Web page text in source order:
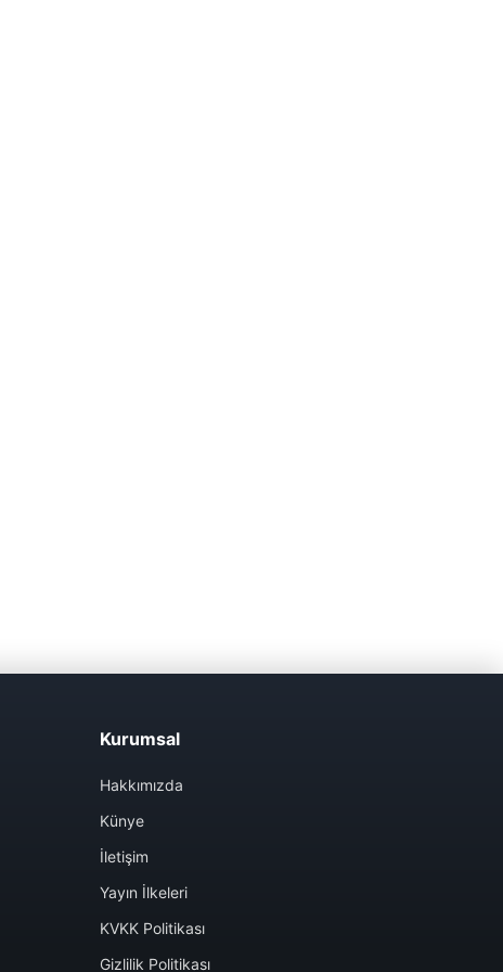
Kurumsal
Hakkımızda
Künye
İletişim
Yayın İlkeleri
KVKK Politikası
Gizlilik Politikası